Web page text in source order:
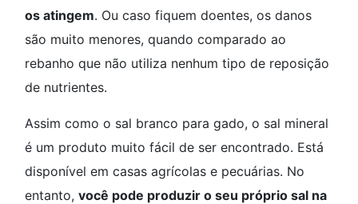
os atingem. Ou caso fiquem doentes, os danos
são muito menores, quando comparado ao
rebanho que não utiliza nenhum tipo de reposição
de nutrientes.
Assim como o sal branco para gado, o sal mineral
é um produto muito fácil de ser encontrado. Está
disponível em casas agrícolas e pecuárias. No
entanto, você pode produzir o seu próprio sal na